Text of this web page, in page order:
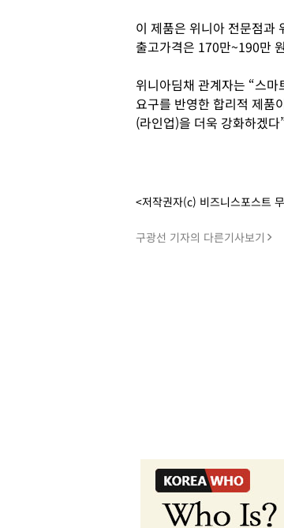
이 제품은 위니아 전문점과
출고가격은 170만~190만
위니아딤채 관계자는 “스
요구를 반영한 합리적 제품
(라인업)을 더욱 강화하겠
<저작권자(c) 비즈니스포스트
구광선 기자의 다른기사보기